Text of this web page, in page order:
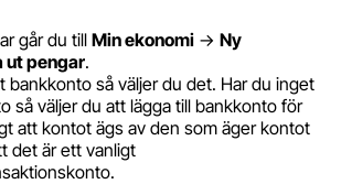
går du till Min ekonomi -> Ny
ut pengar.
bankkonto så väljer du det. Har du inget
så väljer du att lägga till bankkonto för
att kontot ägs av den som äger kontot
det är ett vanligt